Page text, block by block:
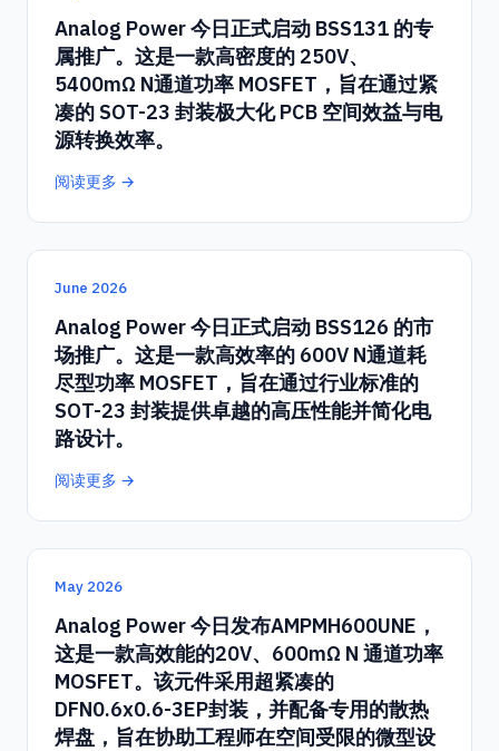
Analog Power 今日正式启动 BSS131 的专
属推广。这是一款高密度的 250V、
5400mΩ N通道功率 MOSFET，旨在通过紧
凑的 SOT-23 封装极大化 PCB 空间效益与电
源转换效率。
阅读更多 →
June 2026
Analog Power 今日正式启动 BSS126 的市
场推广。这是一款高效率的 600V N通道耗
尽型功率 MOSFET，旨在通过行业标准的
SOT-23 封装提供卓越的高压性能并简化电
路设计。
阅读更多 →
May 2026
Analog Power 今日发布AMPMH600UNE，
这是一款高效能的20V、600mΩ N 通道功率
MOSFET。该元件采用超紧凑的
DFN0.6x0.6-3EP封装，并配备专用的散热
焊盘，旨在协助工程师在空间受限的微型设